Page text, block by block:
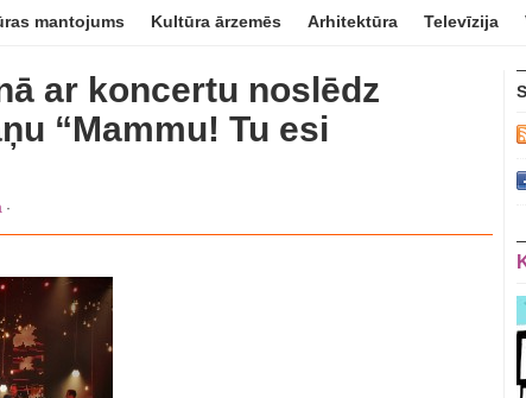
mantojums Kultūra ārzemēs Arhitektūra Televīzija
ar koncertu noslēdz
“Mammu! Tu esi
·